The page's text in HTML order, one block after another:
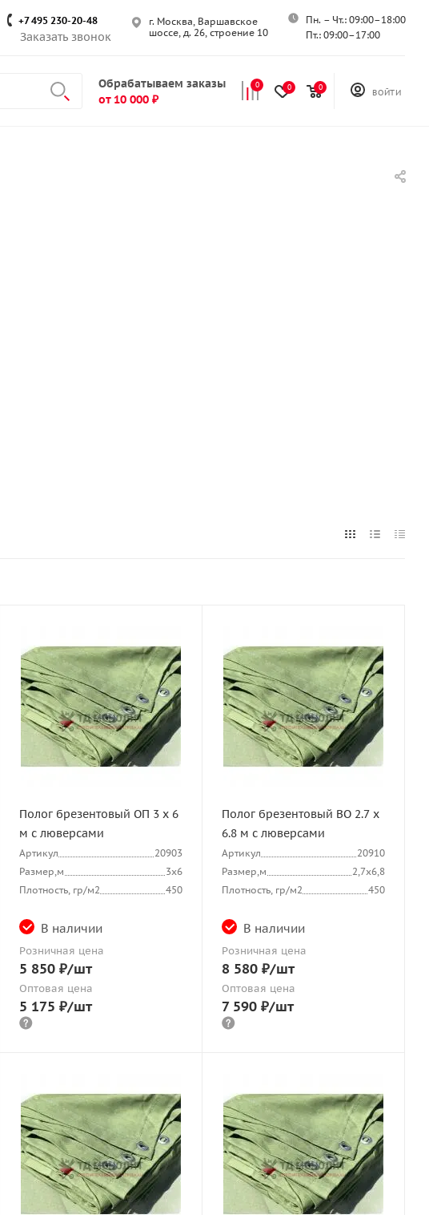
+7 495 230-20-48
Заказать звонок
г. Москва, Варшавское
шоссе, д. 26, строение 10
Пн. – Чт.: 09:00–18:00
Пт.: 09:00–17:00
Обрабатываем заказы
от 10 000 ₽
0 0 0
ВОЙТИ
Полог брезентовый ОП 3 х 6
м с люверсами
Артикул
20903
Размер,м
3х6
Плотность, гр/м2
450
В наличии
Розничная цена
5 850 ₽/шт
Оптовая цена
5 175 ₽/шт
Полог брезентовый ВО 2.7 х
6.8 м с люверсами
Артикул
20910
Размер,м
2,7х6,8
Плотность, гр/м2
450
В наличии
Розничная цена
8 580 ₽/шт
Оптовая цена
7 590 ₽/шт